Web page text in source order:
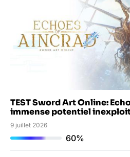
TEST Sword Art Online:
immense potentiel
9 juillet 2026
60%